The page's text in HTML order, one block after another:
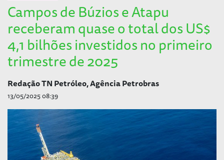
Campos de Búzios e Atapu
receberam quase o total dos US$
4,1 bilhões investidos no primeiro
trimestre de 2025
Redação TN Petróleo, Agência Petrobras
13/05/2025 08:39